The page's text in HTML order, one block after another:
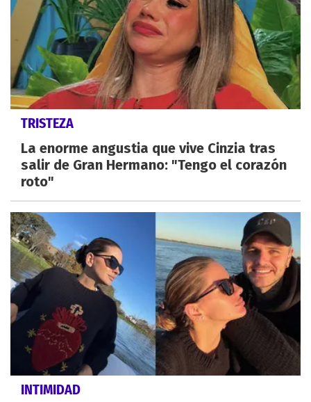
TRISTEZA
La enorme angustia que vive Cinzia tras
salir de Gran Hermano: "Tengo el corazón
roto"
INTIMIDAD